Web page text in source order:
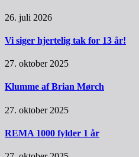
26. juli 2026
Vi siger hjertelig tak for 13 år!
27. oktober 2025
Klumme af Brian Mørch
27. oktober 2025
REMA 1000 fylder 1 år